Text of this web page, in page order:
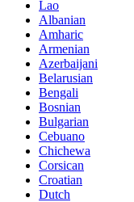
Lao
Albanian
Amharic
Armenian
Azerbaijani
Belarusian
Bengali
Bosnian
Bulgarian
Cebuano
Chichewa
Corsican
Croatian
Dutch